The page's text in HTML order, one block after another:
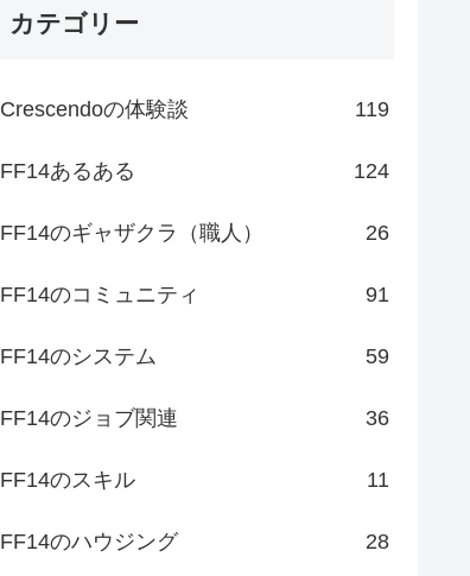
カテゴリー
Crescendoの体験談 119
FF14あるある 124
FF14のギャザクラ（職人） 26
FF14のコミュニティ 91
FF14のシステム 59
FF14のジョブ関連 36
FF14のスキル 11
FF14のハウジング 28